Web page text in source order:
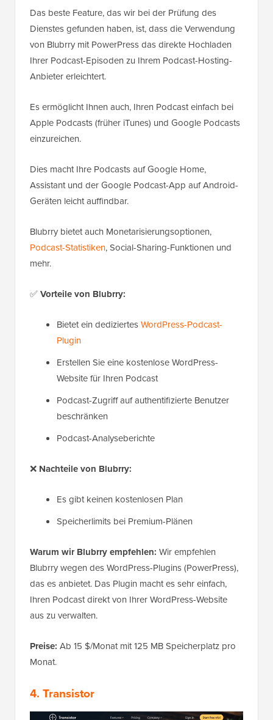
Das beste Feature, das wir bei der Prüfung des
Dienstes gefunden haben, ist, dass die Verwendung
von Blubrry mit PowerPress das direkte Hochladen
Ihrer Podcast-Episoden zu Ihrem Podcast-Hosting-
Anbieter erleichtert.
Es ermöglicht Ihnen auch, Ihren Podcast einfach bei
Apple Podcasts (früher iTunes) und Google Podcasts
einzureichen.
Dies macht Ihre Podcasts auf Google Home,
Assistant und der Google Podcast-App auf Android-
Geräten leicht auffindbar.
Blubrry bietet auch Monetarisierungsoptionen,
Podcast-Statistiken, Social-Sharing-Funktionen und
mehr.
✅Vorteile von Blubrry:
Bietet ein dediziertesWordPress-Podcast-
Plugin
Erstellen Sie eine kostenlose WordPress-
Website für Ihren Podcast
Podcast-Zugriff auf authentifizierte Benutzer
beschränken
Podcast-Analyseberichte
❌ Nachteile von Blubrry:
Es gibt keinen kostenlosen Plan
Speicherlimits bei Premium-Plänen
Warum wir Blubrry empfehlen: Wir empfehlen
Blubrry wegen des WordPress-Plugins (PowerPress),
das es anbietet. Das Plugin macht es sehr einfach,
Ihren Podcast direkt von Ihrer WordPress-Website
aus zu verwalten.
Preise: Ab 15 $/Monat mit 125 MB Speicherplatz pro
Monat.
4. Transistor